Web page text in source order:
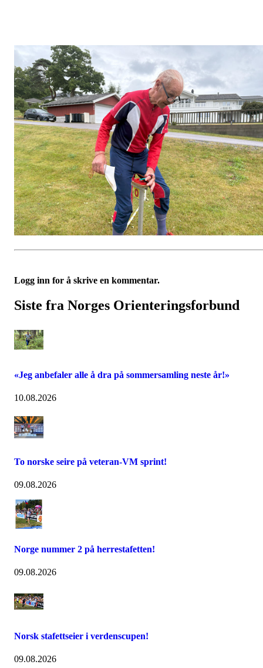
Logg inn for å skrive en kommentar.
Siste fra Norges Orienteringsforbund
«Jeg anbefaler alle å dra på sommersamling neste år!»
10.08.2026
To norske seire på veteran-VM sprint!
09.08.2026
Norge nummer 2 på herrestafetten!
09.08.2026
Norsk stafettseier i verdenscupen!
09.08.2026